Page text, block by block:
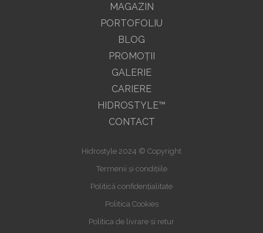
MAGAZIN
PORTOFOLIU
BLOG
PROMOŢII
GALERIE
CARIERE
HIDROSTYLE™
CONTACT
Hidrostyle 2024 © Copyright
Termenii și condițiile
Politică confidențialitate
Politica Cookies
Politica de livrare si retur